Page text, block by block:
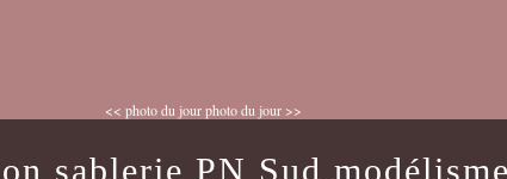
<< photo du jour photo du jour >>
sablerie PN Sud modélisme